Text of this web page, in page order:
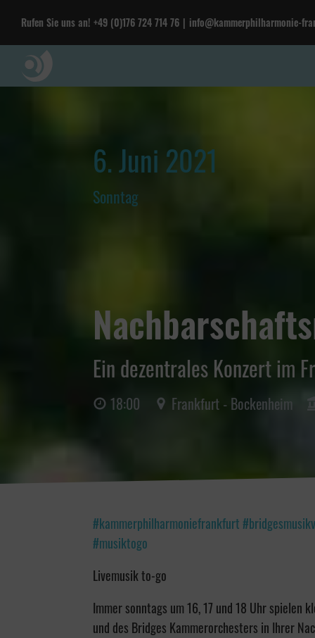
Rufen Sie uns an! +49 (0)176 724 714 76 | info@kammerphilharmonie-
6. Juni 2021
Sonntag
Ein dezentrales Konzert im
18:00 Frankfurt - Bockenheim
#kammerphilharmoniefrankfurt
#musiktogo
Livemusik to-go
Immer sonntags um 16, 17 und 18 Uhr spielen
und des Bridges Kammerorchesters in Ihrer